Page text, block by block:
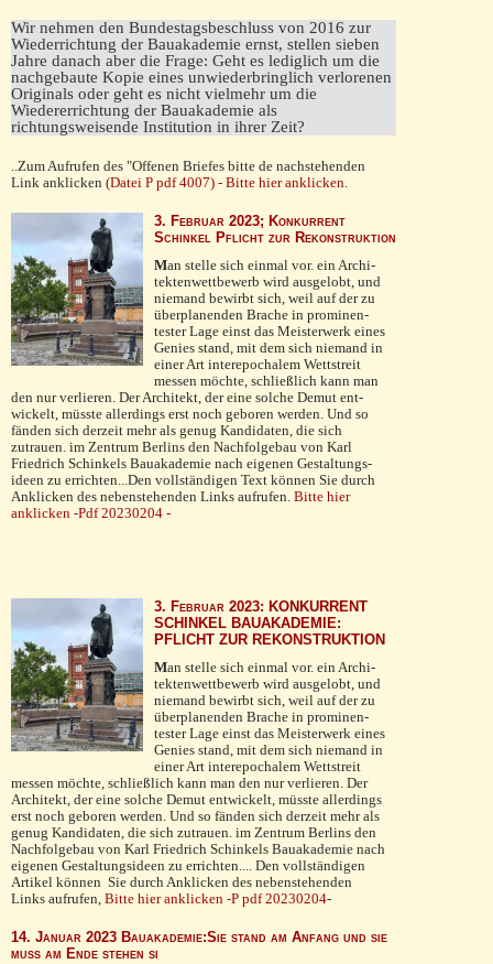
Wir nehmen den Bundestagsbeschluss von 2016 zur
Wiederrichtung der Bauakademie ernst, stellen sieben
Jahre danach aber die Frage: Geht es lediglich um die
nachgebaute Kopie eines unwiederbringlich verlorenen
Originals oder geht es nicht vielmehr um die
Wiedererrichtung der Bauakademie als
richtungsweisende Institution in ihrer Zeit?
..Zum Aufrufen des "Offenen Briefes bitte de nachstehenden
Link anklicken (Datei P pdf 4007) - Bitte hier anklicken.
3. Februar 2023; Konkurrent
Schinkel Pflicht zur Rekonstruktion
Man stelle sich einmal vor. ein Archi­
tektenwett­bewerb wird ausgelobt, und
niemand bewirbt sich, weil auf der zu
überplanenden Brache in prominen­
tester Lage einst das Meisterwerk eines
Genies stand, mit dem sich nie­mand in
einer Art inter­epo­chalem Wettstreit
messen möchte, schließlich kann man
den nur verlieren. Der Architekt, der eine solche Demut ent­
wickelt, müsste allerdings erst noch geboren werden. Und so
fänden sich derzeit mehr als genug Kandidaten, die sich
zutrau­en. im Zentrum Berlins den Nachfolgebau von Karl
Fried­rich Schinkels Bauakademie nach eigenen Gestaltungs­
ideen zu errichten...Den vollständigen Text können Sie durch
Anklicken des nebenstehenden Links aufrufen. Bitte hier
anklicken -Pdf 20230204 -
3. Februar 2023: KONKURRENT
SCHINKEL BAUAKADEMIE:
PFLICHT ZUR REKONSTRUKTION
Man stelle sich einmal vor. ein Archi­
tektenwett­bewerb wird ausgelobt, und
niemand bewirbt sich, weil auf der zu
überplanenden Brache in prominen­
tester Lage einst das Meisterwerk eines
Genies stand, mit dem sich nie­mand in
einer Art inter­epo­chalem Wettstreit
messen möchte, schließlich kann man den nur verlieren. Der
Architekt, der eine solche Demut ent­wickelt, müsste allerdings
erst noch geboren werden. Und so fänden sich derzeit mehr als
genug Kandidaten, die sich zutrau­en. im Zentrum Berlins den
Nachfolgebau von Karl Fried­rich Schinkels Bauakademie nach
eigenen Gestaltungs­ideen zu errichten.... Den vollständigen
Artikel können Sie durch Anklicken des nebenstehenden
Links aufrufen, Bitte hier anklicken -P pdf 20230204-
14. Januar 2023 Bauakademie:Sie stand am Anfang und sie
muss am Ende stehen si